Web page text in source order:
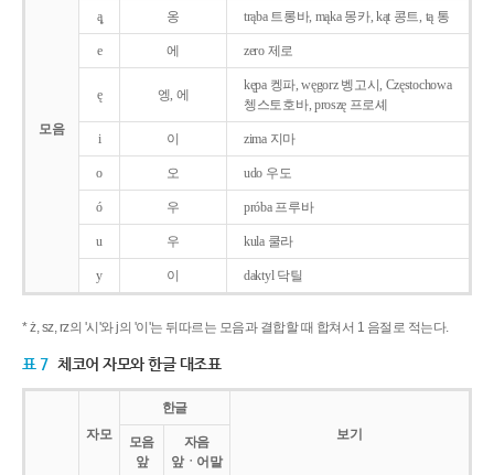
모음
ą̨ 옹 trąba 트롱바, mąka 몽카, kąt 콩트, tą 통
e 에 zero 제로
ę 엥, 에
kępa 켕파, węgorz 벵고시, Częstochowa
쳉스토호바, proszę 프로셰
i 이 zima 지마
o 오 udo 우도
ó 우 próba 프루바
u 우 kula 쿨라
y 이 daktyl 닥틸
* ż, sz, rz의 '시'와 j의 '이'는 뒤따르는 모음과 결합할 때 합쳐서 1 음절로 적는다.
표 7 체코어 자모와 한글 대조표
자모
한글
보기
모음
앞
자음
앞ㆍ어말